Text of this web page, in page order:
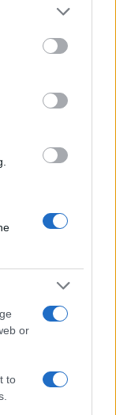
more Google
may click to
party tags to
below Google
or
to
3 ημερών με
να φτάνει